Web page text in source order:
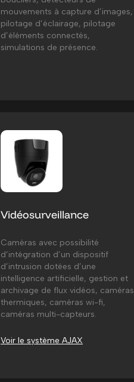
mouvements à capture d’images,
pilotage d’éclairage, pilotage
d’éléments connectés,
simulations de présence.
Vidéosurveillance
Caméras avec possibilité
d’intégration d’un dispositif
d’intrusion dotées d’une
intelligence artificielle, gestion et
archivage de flux vidéos, caméras
thermiques, caméras wi-fi,
caméras multi-capteurs.
Voir le système AJAX